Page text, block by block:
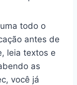
todo o
antes de
leia textos e
as
você já